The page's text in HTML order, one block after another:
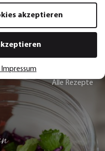
In den
Alle Rezepte
akzeptieren